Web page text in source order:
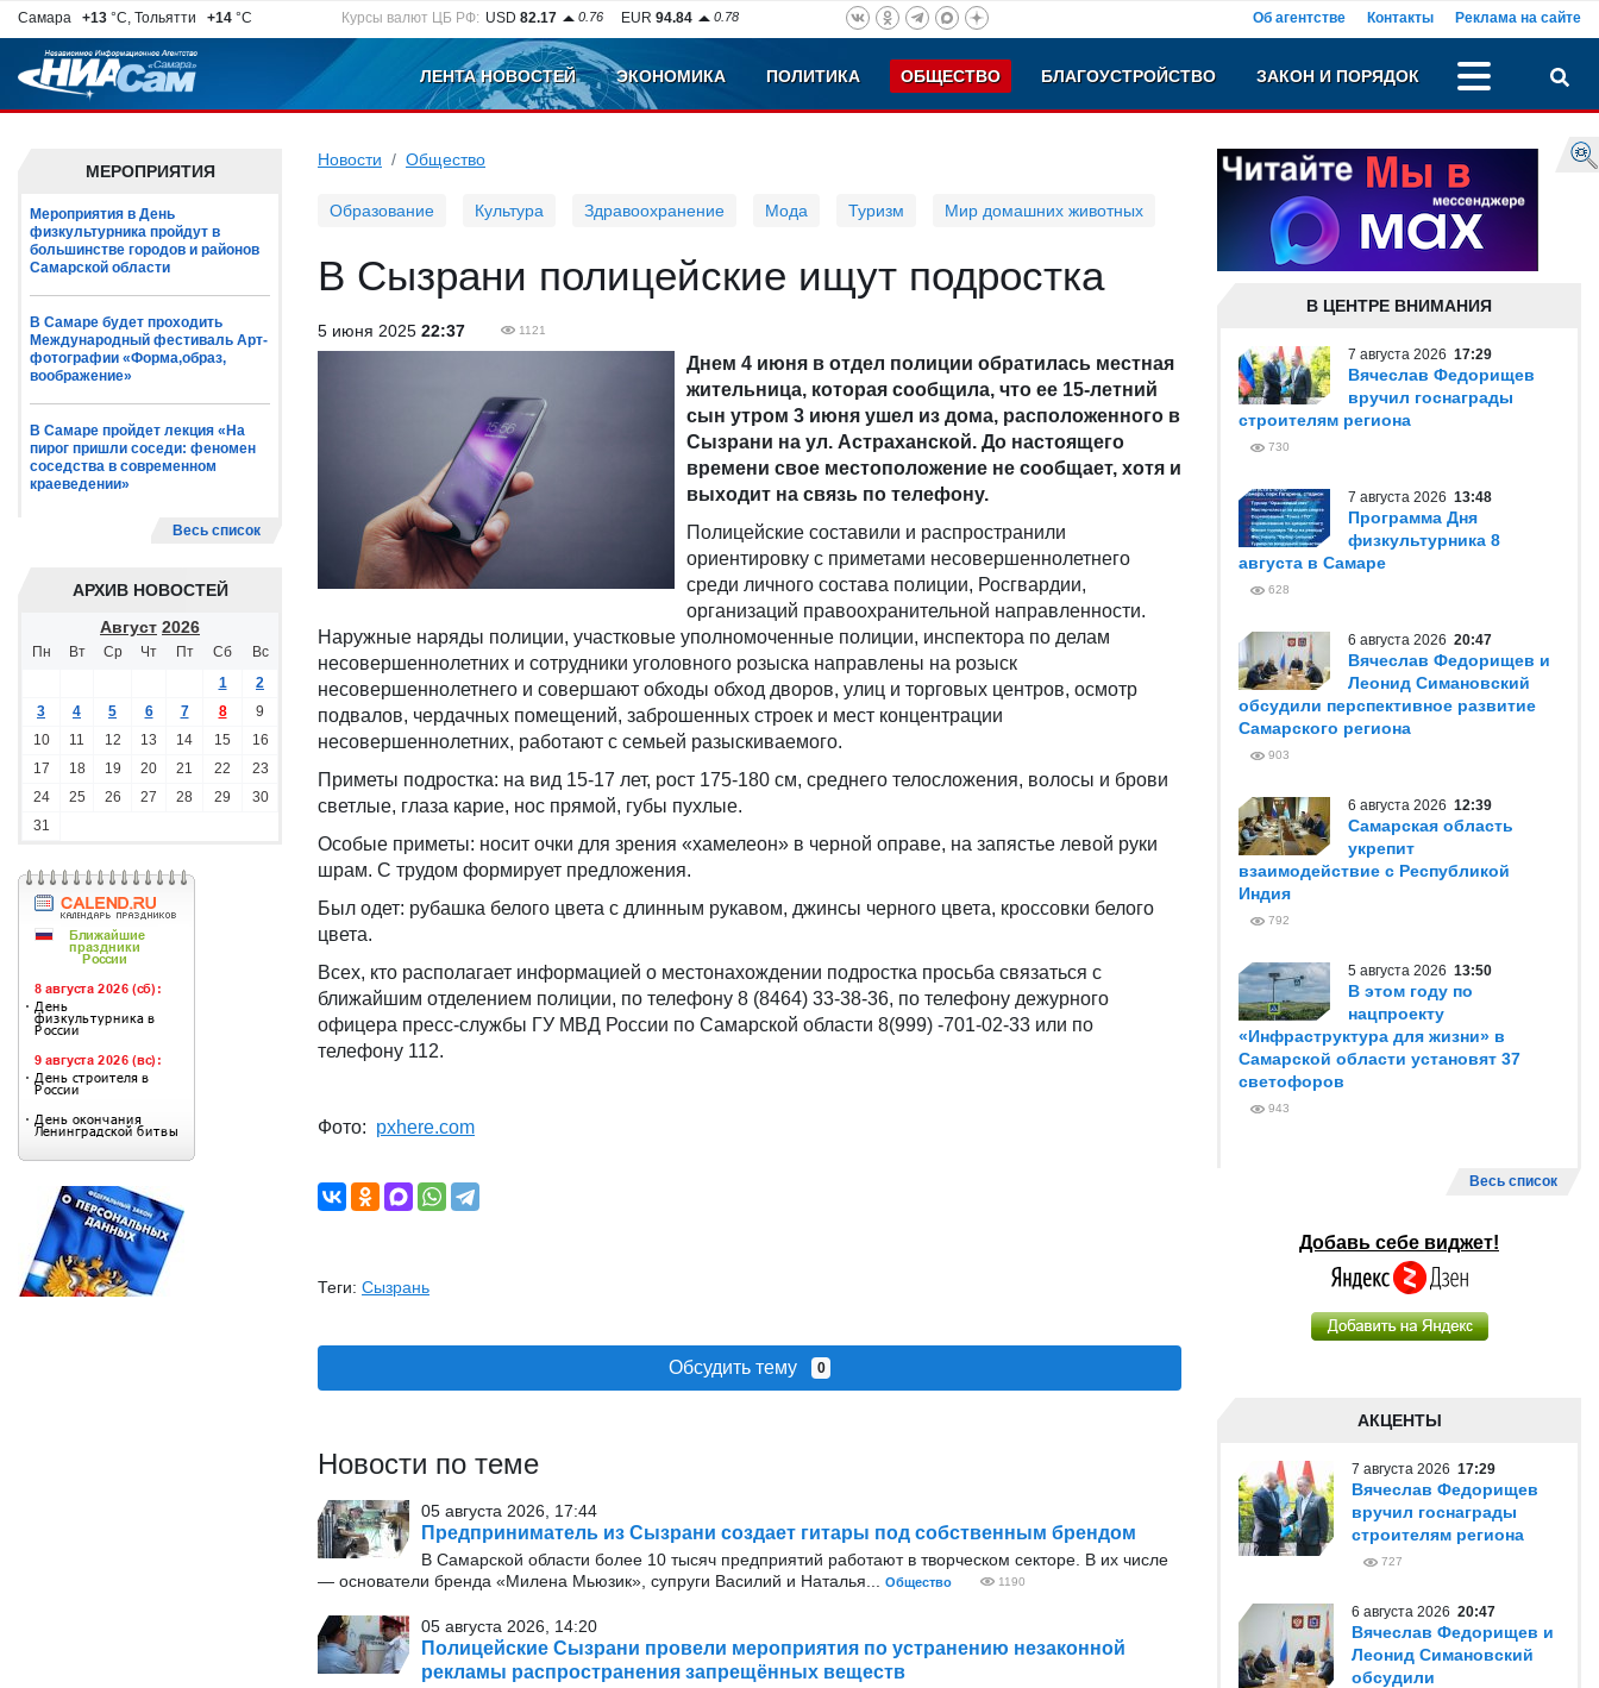
Самара +13 °C, Тольятти +14 °C Курсы валют ЦБ РФ: USD 82.17 0.76 EUR 94.84 0.78 Об агентстве Контакты Реклама на сайте
ЛЕНТА НОВОСТЕЙ ЭКОНОМИКА ПОЛИТИКА ОБЩЕСТВО БЛАГОУСТРОЙСТВО ЗАКОН И ПОРЯДОК
МЕРОПРИЯТИЯ
Мероприятия в День
физкультурника пройдут в
большинстве городов и районов
Самарской области
В Самаре будет проходить
Международный фестиваль Арт-
фотографии «Форма,образ,
воображение»
В Самаре пройдет лекция «На
пирог пришли соседи: феномен
соседства в современном
краеведении»
Весь список
АРХИВ НОВОСТЕЙ
Август 2026
Пн Вт Ср Чт Пт Сб
Вс
1
2
3
4 5 6 7 8
9
10
11 12 13 14 15
16
17
18 19 20 21 22
23
24
25 26 27 28 29
30
31
Новости Общество
Образование Культура Здравоохранение Мода Туризм Мир домашних животных
В Сызрани полицейские ищут подростка
5 июня 2025 22:37 1121
Днем 4 июня в отдел полиции обратилась местная
жительница, которая сообщила, что ее 15-летний
сын утром 3 июня ушел из дома, расположенного в
Сызрани на ул. Астраханской. До настоящего
времени свое местоположение не сообщает, хотя и
выходит на связь по телефону.
Полицейские составили и распространили
ориентировку с приметами несовершеннолетнего
среди личного состава полиции, Росгвардии,
организаций правоохранительной направленности.
Наружные наряды полиции, участковые уполномоченные полиции, инспектора по делам
несовершеннолетних и сотрудники уголовного розыска направлены на розыск
несовершеннолетнего и совершают обходы обход дворов, улиц и торговых центров, осмотр
подвалов, чердачных помещений, заброшенных строек и мест концентрации
несовершеннолетних, работают с семьей разыскиваемого.
Приметы подростка: на вид 15-17 лет, рост 175-180 см, среднего телосложения, волосы и брови
светлые, глаза карие, нос прямой, губы пухлые.
Особые приметы: носит очки для зрения «хамелеон» в черной оправе, на запястье левой руки
шрам. С трудом формирует предложения.
Был одет: рубашка белого цвета с длинным рукавом, джинсы черного цвета, кроссовки белого
цвета.
Всех, кто располагает информацией о местонахождении подростка просьба связаться с
ближайшим отделением полиции, по телефону 8 (8464) 33-38-36, по телефону дежурного
офицера пресс-службы ГУ МВД России по Самарской области 8(999) -701-02-33 или по
телефону 112.
Фото: pxhere.com
Теги: Сызрань
Обсудить тему 0
Новости по теме
05 августа 2026, 17:44
Предприниматель из Сызрани создает гитары под собственным брендом
В Самарской области более 10 тысяч предприятий работают в творческом секторе. В их числе
— основатели бренда «Милена Мьюзик», супруги Василий и Наталья...
Общество 1190
05 августа 2026, 14:20
Полицейские Сызрани провели мероприятия по устранению незаконной
рекламы распространения запрещённых веществ
В ЦЕНТРЕ ВНИМАНИЯ
7 августа 2026 17:29
Вячеслав Федорищев
вручил госнаграды
строителям региона
730
7 августа 2026 13:48
Программа Дня
физкультурника 8
августа в Самаре
628
6 августа 2026 20:47
Вячеслав Федорищев и
Леонид Симановский
обсудили перспективное развитие
Самарского региона
903
6 августа 2026 12:39
Самарская область
укрепит
взаимодействие с Республикой
Индия
792
5 августа 2026 13:50
В этом году по
нацпроекту
«Инфраструктура для жизни» в
Самарской области установят 37
светофоров
943
Весь список
Добавь себе виджет!
АКЦЕНТЫ
7 августа 2026 17:29
Вячеслав Федорищев
вручил госнаграды
строителям региона
727
6 августа 2026 20:47
Вячеслав Федорищев и
Леонид Симановский
обсудили